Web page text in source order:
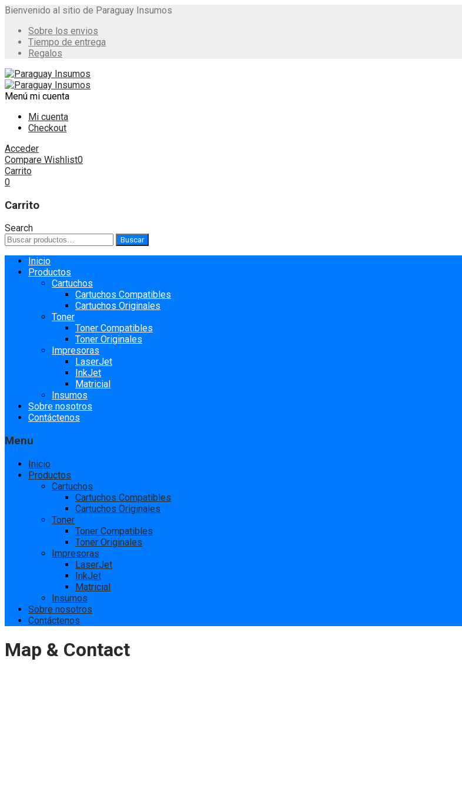
Bienvenido al sitio de Paraguay Insumos
Sobre los envios
Tiempo de entrega
Regalos
Menú mi cuenta
Mi cuenta
Checkout
Acceder
Compare Wishlist0
Carrito
0
Carrito
Search
Buscar
por:
Buscar
Skip
Inicio
Productos
Cartuchos
Cartuchos Compatibles
Cartuchos Originales
Toner
Toner Compatibles
Toner Originales
Impresoras
LaserJet
InkJet
Matricial
Insumos
Sobre nosotros
Contáctenos
Menu
Inicio
Productos
Cartuchos
Cartuchos Compatibles
Cartuchos Originales
Toner
Toner Compatibles
Toner Originales
Impresoras
LaserJet
InkJet
Matricial
Insumos
Sobre nosotros
Contáctenos
Map & Contact